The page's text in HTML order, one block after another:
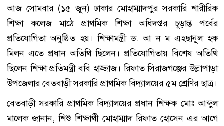
আজ সোমবার (১৫ জুন) ঢাকার মোহাম্মাদপুর সরকারি শারীরিক
শিক্ষা কলেজ মাঠে প্রাথমিক শিক্ষা অধিদপ্তর চূড়ান্ত পর্বের
প্রতিযোগিতা অনুষ্ঠিত হয়। শিক্ষামন্ত্রী ড. আ ন ম এহছানুল হক
মিলন এতে প্রধান অতিথি ছিলেন। প্রতিযোগিতায় বিশেষ অতিথি
ছিলেন শিক্ষা প্রতিমন্ত্রী ববি হাজ্জাজ। রিফাত সিরাজগঞ্জের উল্লাপাড়া
উপজেলার বেতবাড়ী সরকারি প্রাথমিক বিদ্যালয়ের ৫ম শ্রেণির ছাত্র।
বেতবাড়ী সরকারি প্রাথমিক বিদ্যালয়ের প্রধান শিক্ষক মোঃ আব্দুল
মালেক জানান, শিশু শিক্ষার্থী মোহাম্মাদ রিফাত হোসেন এর আগে